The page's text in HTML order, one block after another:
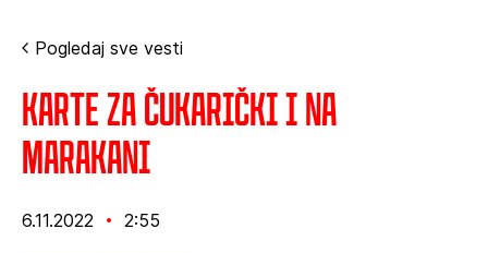
Pogledaj sve vesti
Karte za Čukarički i na
Marakani
6.11.2022 2:55